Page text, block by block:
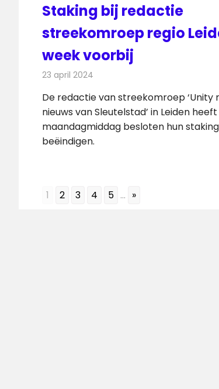
Staking bij redactie
streekomroep regio
week voorbij
23 april 2024
De redactie van streekomroep ‘Unity
nieuws van Sleutelstad’ in Leiden heeft
maandagmiddag besloten hun
beëindigen.
1 2 3 4 5 ... »